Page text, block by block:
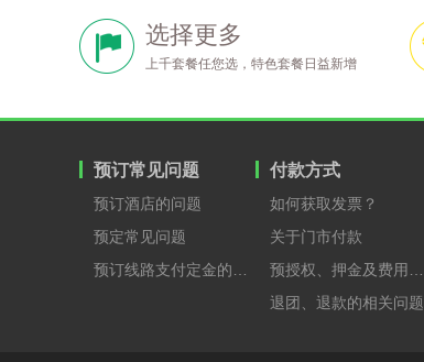
选择更多
上千套餐任您选，特色套餐日益新增
预订常见问题
预订酒店的问题
预定常见问题
付款方式
如何获取发票？
关于门市付款
退团、退款的相关问题